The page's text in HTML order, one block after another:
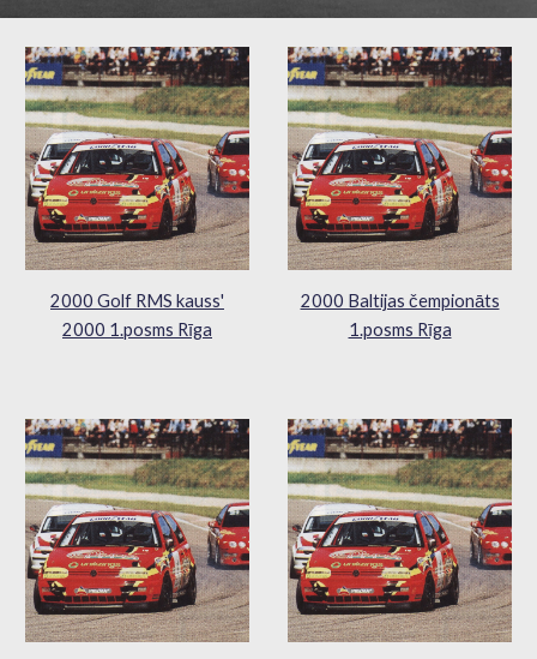
2000 Golf RMS kauss'
2000 1.posms Rīga
2000 Baltijas čempionāts
1.posms Rīga